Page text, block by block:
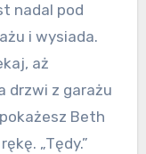
nadal pod
i wysiada.
aż
drzwi z garażu
Beth
„Tędy.”